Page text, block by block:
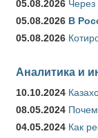
05.08.2026
05.08.2026 В
05.08.2026
Аналитика и
10.10.2024
08.05.2024
04.05.2024 Как